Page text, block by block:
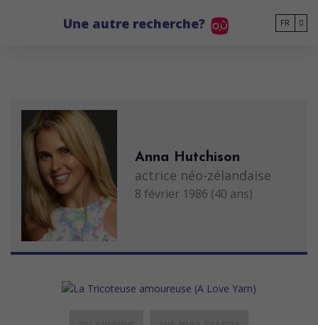
Une autre recherche? FR
Anna Hutchison
actrice néo-zélandaise
8 février 1986 (40 ans)